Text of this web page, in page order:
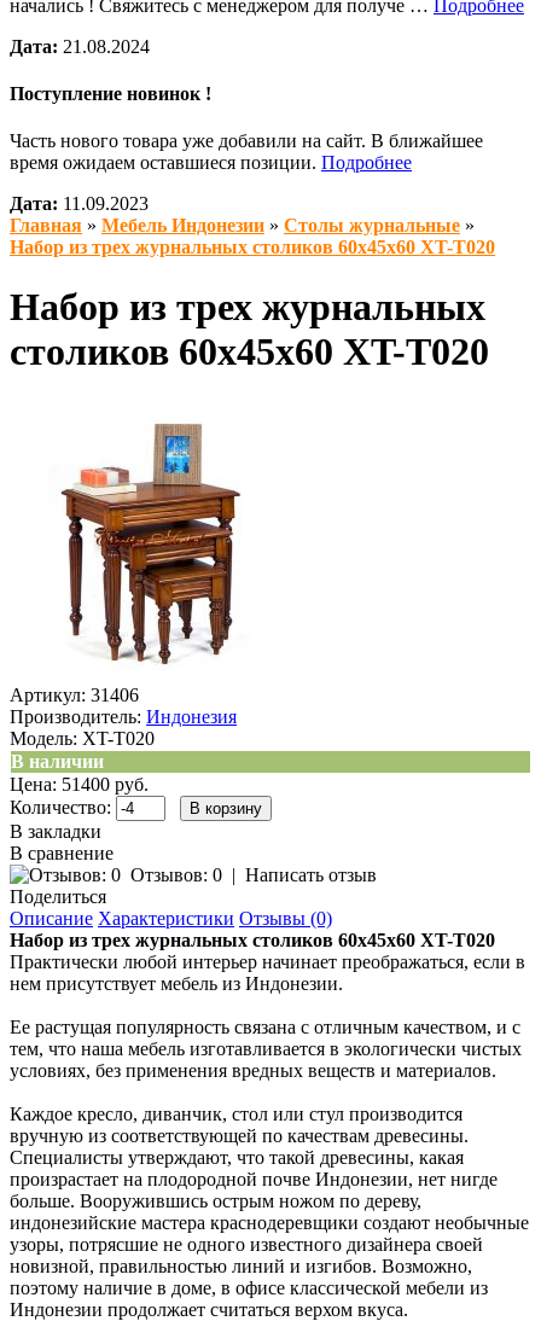
начались ! Свяжитесь с менеджером для получе …
Подробнее
Дата: 21.08.2024
Поступление новинок !
Часть нового товара уже добавили на сайт. В ближайшее
время ожидаем оставшиеся позиции. Подробнее
Дата: 11.09.2023
Главная » Мебель Индонезии » Столы журнальные »
Набор из трех журнальных столиков 60х45х60 XT-T020
Набор из трех журнальных
столиков 60х45х60 XT-T020
Артикул: 31406
Производитель: Индонезия
Модель: XT-T020
В наличии
Цена: 51400 руб.
Количество:
В закладки
В сравнение
Отзывов: 0 | Написать отзыв
Поделиться
Описание Характеристики Отзывы (0)
Набор из трех журнальных столиков 60х45х60 XT-T020
Практически любой интерьер начинает преображаться, если в
нем присутствует мебель из Индонезии.
Ее растущая популярность связана с отличным качеством, и с
тем, что наша мебель изготавливается в экологически чистых
условиях, без применения вредных веществ и материалов.
Каждое кресло, диванчик, стол или стул производится
вручную из соответствующей по качествам древесины.
Специалисты утверждают, что такой древесины, какая
произрастает на плодородной почве Индонезии, нет нигде
больше. Вооружившись острым ножом по дереву,
индонезийские мастера краснодеревщики создают необычные
узоры, потрясшие не одного известного дизайнера своей
новизной, правильностью линий и изгибов. Возможно,
поэтому наличие в доме, в офисе классической мебели из
Индонезии продолжает считаться верхом вкуса.